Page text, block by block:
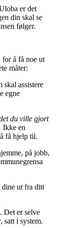
er det
din skal se
følger.
å få noe ut
måter:
skal assistere
egne
du ville gjort
Ikke en
få hjelp til.
på jobb,
dine ut fra ditt
Det er selve
satt i system.